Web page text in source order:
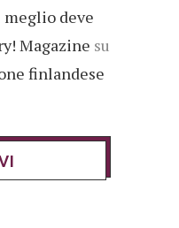
deve
Magazine su
finlandese